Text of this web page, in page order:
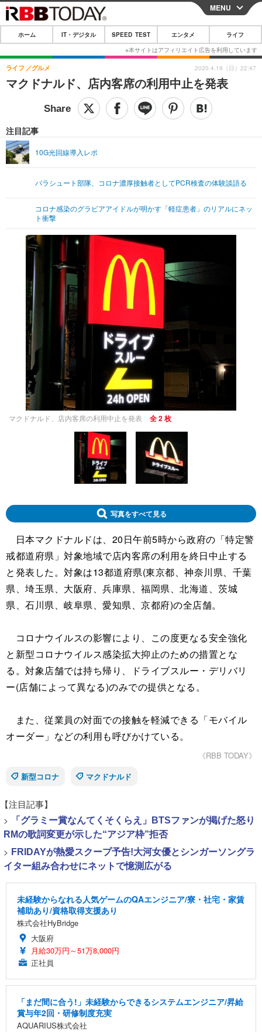
CLOSE
ホーム
IT・デジタル
IT・デジタルTOP スマートフォン
ネタ ガジェット・ツール
SPEED TEST
エンタメ
音楽 スポーツ
グラビア ブログ
ライフ
ペット ショッピング
その他
リリース一覧
プッシュ通知の停止方法
MENU
ホーム IT・デジタル SPEED TEST エンタメ ライフ
マクドナルド、店内客席の利用中止を発表
ライフ グルメ
注目記事
10G光回線導入レポ
パラシュート部隊、コロナ濃厚接触者としてPCR検査の体験談語る
コロナ感染のグラビアアイドルが明かす「軽症患者」のリアルにネッ
ト衝撃
2020.4.19（日）22:47
マクドナルド、店内客席の利用中止を発表 全 2 枚
写真をすべて見る
日本マクドナルドは、20日午前5時から政府の「特定警
戒都道府県」対象地域で店内客席の利用を終日中止する
と発表した。対象は13都道府県(東京都、神奈川県、千葉
県、埼玉県、大阪府、兵庫県、福岡県、北海道、茨城
県、石川県、岐阜県、愛知県、京都府)の全店舗。
コロナウイルスの影響により、この度更なる安全強化
と新型コロナウイルス感染拡大抑止のための措置とな
る。対象店舗では持ち帰り、ドライブスルー・デリバリ
ー(店舗によって異なる)のみでの提供となる。
また、従業員の対面での接触を軽減できる「モバイル
オーダー」などの利用も呼びかけている。
《RBB TODAY》
新型コロナ
マクドナルド
【注目記事】
>
「グラミー賞なんてくそくらえ」BTSファンが掲げた怒り
RMの歌詞変更が示した“アジア枠”拒否
> FRIDAYが熱愛スクープ予告!大河女優とシンガーソングラ
イター組み合わせにネットで憶測広がる
未経験からなれる人気ゲームのQAエンジニア/寮・社宅・家賃
補助あり/資格取得支援あり
株式会社HyBridge
大阪府
月給30万円～51万8,000円
正社員
「まだ間に合う!」未経験からできるシステムエンジニア/昇給
賞与年2回・研修制度充実
AQUARIUS株式会社